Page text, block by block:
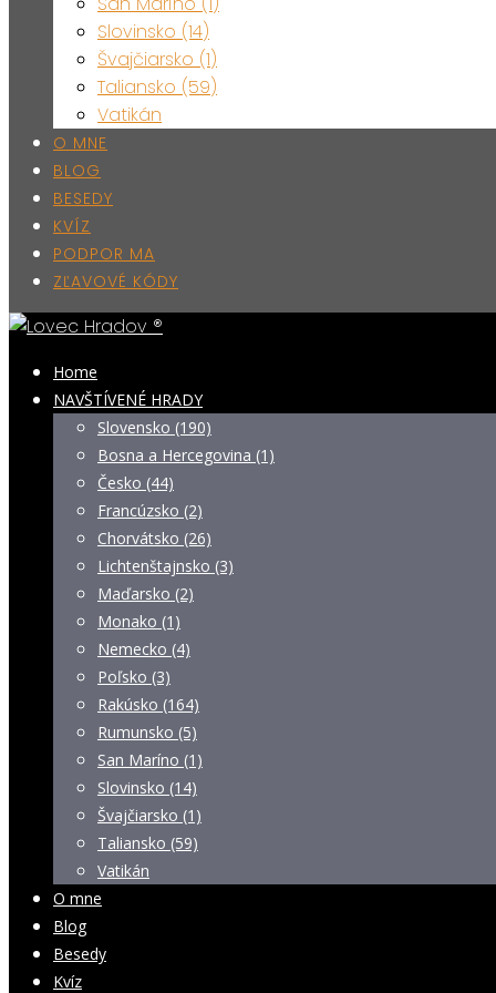
Slovinsko (14)
Švajčiarsko (1)
Taliansko (59)
Vatikán
O MNE
BLOG
BESEDY
KVÍZ
PODPOR MA
ZĽAVOVÉ KÓDY
Home
NAVŠTÍVENÉ HRADY
Slovensko (190)
Bosna a Hercegovina (1)
Česko (44)
Francúzsko (2)
Chorvátsko (26)
Lichtenštajnsko (3)
Maďarsko (2)
Monako (1)
Nemecko (4)
Poľsko (3)
Rakúsko (164)
Rumunsko (5)
San Maríno (1)
Slovinsko (14)
Švajčiarsko (1)
Taliansko (59)
Vatikán
O mne
Blog
Besedy
Kvíz